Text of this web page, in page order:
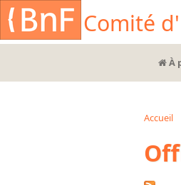
Aller au contenu principal
Comité
À
Accueil
Cookies management panel